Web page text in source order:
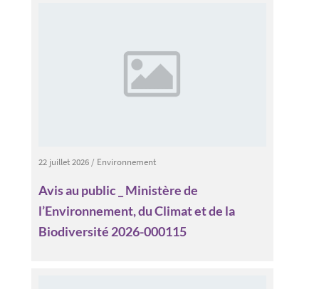
22 juillet 2026/ Environnement
Avis au public _ Ministère de
l’Environnement, du Climat et de la
Biodiversité 2026-000115